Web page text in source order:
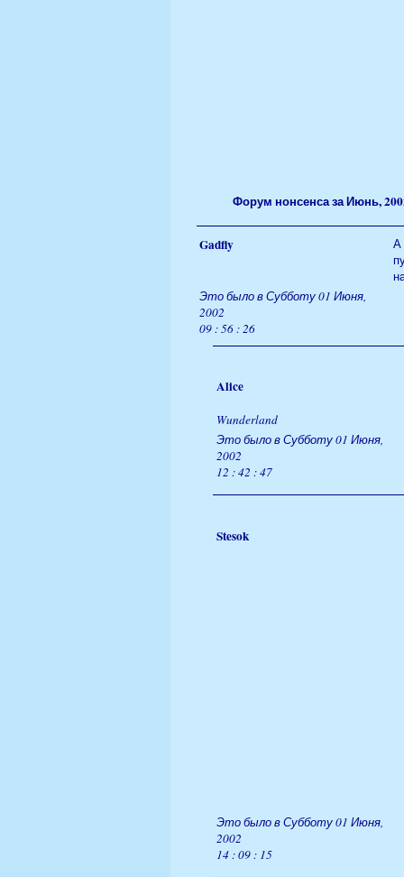
Форум нонсенса за Июнь,
Gadfly
А
Это было в Субботу 01 Июня,
2002
09 : 56 : 26
Alice
Wunderland
Это было в Субботу 01 Июня,
2002
12 : 42 : 47
Stesok
Это было в Субботу 01 Июня,
2002
14 : 09 : 15